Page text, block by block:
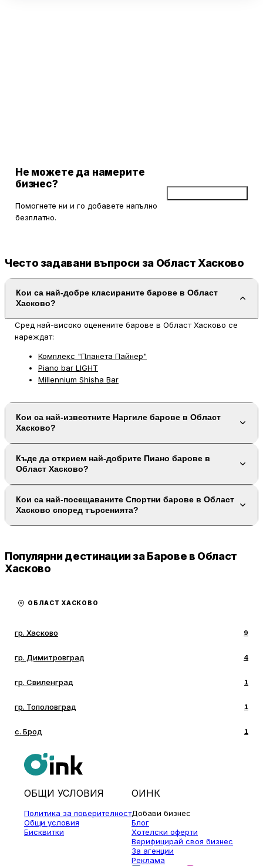
Не можете да намерите
бизнес?
Помогнете ни и го добавете напълно
безплатно.
Често задавани въпроси за Област Хасково
Кои са най-добре класираните барове в Област
Хасково?
Сред най-високо оценените барове в Област Хасково се
нареждат:
Комплекс "Планета Пайнер"
Piano bar LIGHT
Millennium Shisha Bar
Кои са най-известните Наргиле барове в Област
Хасково?
Къде да открием най-добрите Пиано барове в
Област Хасково?
Кои са най-посещаваните Спортни барове в Област
Хасково според търсенията?
Популярни дестинации за Барове в Област
Хасково
ОБЛАСТ ХАСКОВО
гр. Хасково 9
гр. Димитровград 4
гр. Свиленград 1
гр. Тополовград 1
с. Брод 1
ОБЩИ УСЛОВИЯ
Политика за поверителност
Общи условия
Бисквитки
ОИНК
Добави бизнес
Блог
Хотелски оферти
Верифицирай своя бизнес
За агенции
Реклама